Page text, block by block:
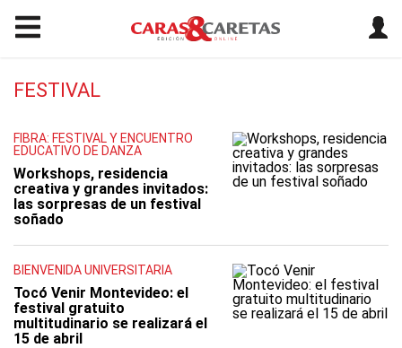
FESTIVAL
FIBRA: FESTIVAL Y ENCUENTRO
EDUCATIVO DE DANZA
Workshops, residencia
creativa y grandes invitados:
las sorpresas de un festival
soñado
BIENVENIDA UNIVERSITARIA
Tocó Venir Montevideo: el
festival gratuito
multitudinario se realizará el
15 de abril